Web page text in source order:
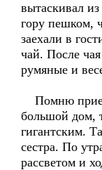
вытаскивал из
гору пешком,
заехали в
чай. После
румяные и
Помню
большой дом,
гигантским.
сестра. По
рассветом и